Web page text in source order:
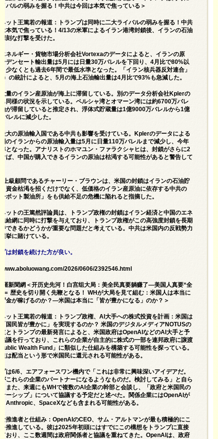
バルの弱みを握る！中共は今回は本気で焦っている＞
ット王篤若の報道：トランプは同時に二大ライバルの弱みを握る！中共
本気で焦っている！4/13の米軍によるイラン港湾封鎖後、イランの石油
刻な打撃を受けた。
ネルギー・貨物市場分析会社Vortexaのデータによると、イランの原
デンセート輸出量は5月には日量30万バレルを下回り、4月比で80%以
少なくとも過去6年間で最低水準となった。「イラン核兵器反対連合」
）の統計によると、5月の海上石油輸出量は4月比で93%も急減した。
量のイラン産原油が海上に滞留している。別のデータ分析会社Kplerの
同様の状況を示している。ペルシャ湾とオマーン湾には約6700万バレ
が滞留していると推定され、浮体式貯蔵量は1億9000万バレルから1億
レルに減少した。
大の原油輸入国である中共も影響を受けている。Kplerのデータによる
のイランからの原油輸入量は5月に日量110万バレルまで減少し、今年
となった。アナリストのホマユン・ファラクシャヒは、封鎖がさらに2
ば、中国が購入できるイランの原油は枯渇する可能性があると警告して
上級顧問であるチャーリー・ブラウンは、米国の封鎖はイランの石油貯
資金枯渇を招くだけでなく、低価格のイラン産原油に依存する中共の
ポット製油所」をも供給不足の危機に陥れると指摘した。
ットの王篤然評論員は、トランプ政権の封鎖はイラン経済と中国のエネ
給網に同時に打撃を与えており、トランプ政権がこの高強度封鎖を長期
できるかどうかが重要な問題だと考えている。中共は米国内の反戦勢力
挙に賭けている。
は封鎖を続けた方が良い。
2026/0606/2392546.html
羅新聞網＜开历史先河！白宫组大局：美全民真要躺赚了—美国人真要“全
＝ 歴史を切り開く先鞭となる！ WHが大局を見て組む：米国人は本当に
金が稼げるのか？―米国は本当に「皆が豊かになる」のか？＞
ット王篤若の報道：トランプ政権、AI大手への株式投資を計画：米国は
国民皆が豊かに」を実現するのか？ 米国のデジタルメディアNOTUSの
とトランプの最新発言によると、米国政府はOpenAIなどのAI大手と予
議を行っており、これらの企業が自主的に株式の一部を連邦政府に譲渡
Wealth Fund」に類似した仕組みを構築する可能性を探っている。
は配当という形で米国民に還元される可能性がある。
は6/6、エアフォースワン機内で「これは非常に興味深いアイデアだ。
これらの企業のパートナーになるようなものだ。検討してみる」と自ら
また、来週にもWHで複数のAI企業の幹部と会談し、「政府と米国民の
ーシップ」について協議する予定だと述べた。関係企業にはOpenAIが
Anthropic、SpaceXなども含まれる可能性がある。
推進者と仕組み：OpenAIのCEO、サム・アルトマンが最も積極的にこ
推進している。彼は2025年初頭にはすでにこの構想をトランプに直接
おり、ここ数週間は政府関係者と協議を重ねてきた。OpenAIは、政府